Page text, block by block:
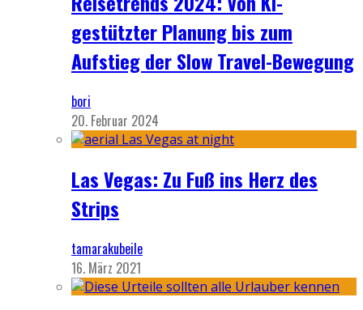
gestützter Planung bis zum
Aufstieg der Slow Travel-Bewegung
bori
20. Februar 2024
Las Vegas: Zu Fuß ins Herz des
Strips
tamarakubeile
16. März 2021